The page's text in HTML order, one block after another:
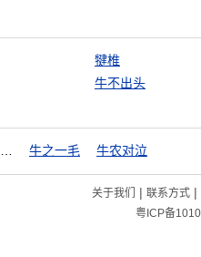
犍椎
牛不出头
牛之一毛 牛农对泣
关于我们 | 联系方式|
粤ICP备